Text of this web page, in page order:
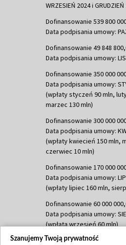
WRZESIEŃ 2024 i
Dofinansowanie 539 800
Data podpisania umowy:
Dofinansowanie 49 848
Data podpisania umowy:
Dofinansowanie 350 000
Data podpisania umowy:
(wpłaty styczeń 90 mln,
marzec 130 mln)
Dofinansowanie 300 000
Data podpisania umowy:
(wpłaty kwiecień 150 mln,
czerwiec 10 mln)
Dofinansowanie 170 000
Data podpisania umowy:
(wpłaty lipiec 160 mln,
Dofinansowanie 60 000
Data podpisania umowy:
(wpłata wrzesień 60 mln)
Dofinansowanie 635 783
Szanujemy Twoją prywatność